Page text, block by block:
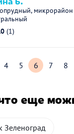
микрорайон
(1)
4 5 6 7 8
еще
Зеленоград